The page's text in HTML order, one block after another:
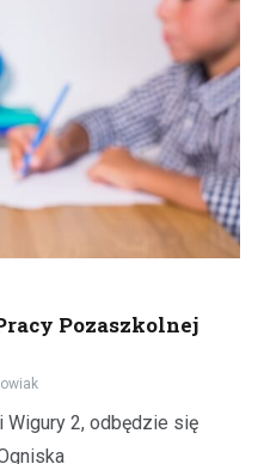
Pozaszkolnej
Wigury 2, odbędzie się